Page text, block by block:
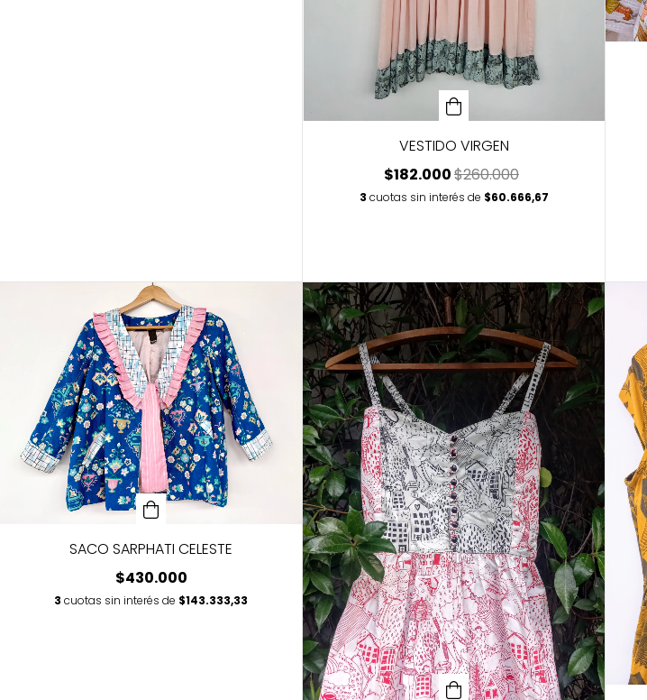
VESTIDO VIRGEN
$182.000$260.000
3 cuotas sin interés de $60.666,67
SACO SARPHATI CELESTE
$430.000
3 cuotas sin interés de $143.333,33